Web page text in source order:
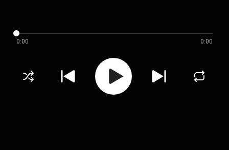
0:00 0:00